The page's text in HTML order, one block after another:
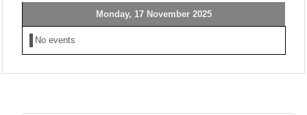
Monday, 17 November 2025
No events